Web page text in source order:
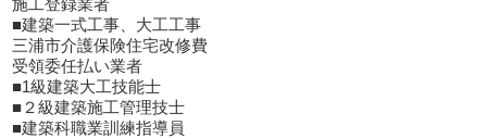
施工登録業者
■建築一式工事、大工工事
三浦市介護保険住宅改修費
受領委任払い業者
■1級建築大工技能士
■２級建築施工管理技士
■建築科職業訓練指導員